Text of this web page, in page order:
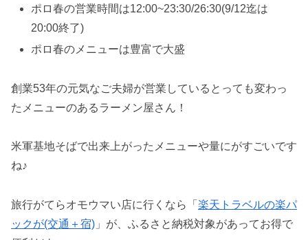
ポロ春の営業時間は12:00~23:30/26:30(9/12迄は
20:00終了)
ポロ春のメニューは豊富で大盛
創業53年の元気なご夫婦が営業しているとっても変わっ
たメニューのあるラーメン屋さん！
米軍基地そばで出来上がったメニューや量にがすごいです
ね♪
旅行がてらオモウマい店に行くなら「 楽天トラベルの楽パ
ックが(交通＋宿) 」が、ふるさと納税対象があってお得で